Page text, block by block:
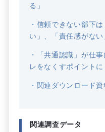
る」
信頼できない部下
い」、「責任感がない
「共通認識」が仕
レをなくすポイントに
関連ダウンロード資
関連調査データ